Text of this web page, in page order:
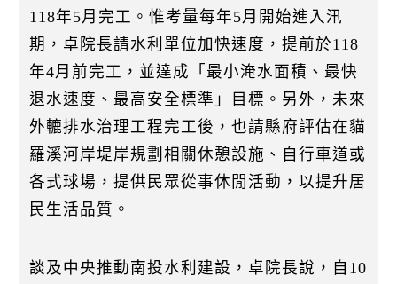
118年5月完工。惟考量每年5月開始進入汛
期，卓院長請水利單位加快速度，提前於118
年4月前完工，並達成「最小淹水面積、最快
退水速度、最高安全標準」目標。另外，未來
外轆排水治理工程完工後，也請縣府評估在貓
羅溪河岸堤岸規劃相關休憩設施、自行車道或
各式球場，提供民眾從事休閒活動，以提升居
民生活品質。
談及中央推動南投水利建設，卓院長說，自10